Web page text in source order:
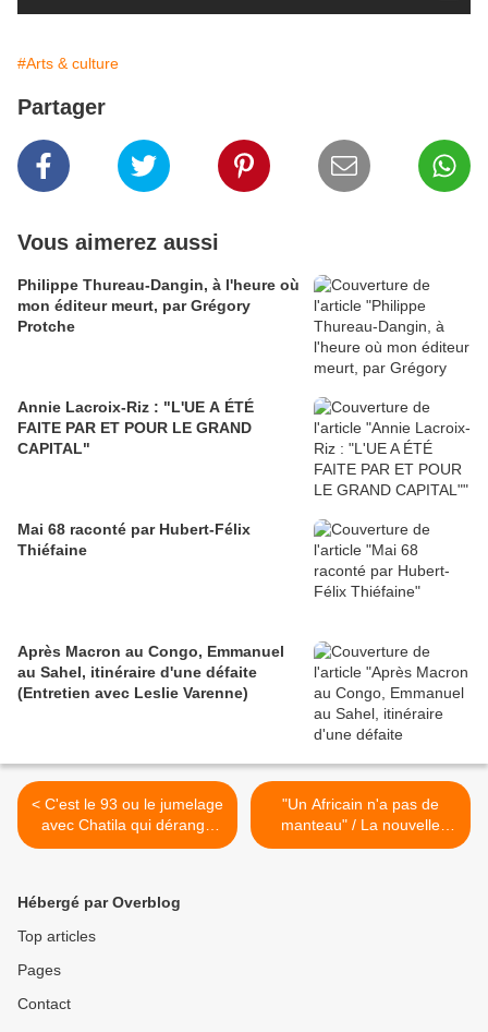
#Arts & culture
Partager
Vous aimerez aussi
Philippe Thureau-Dangin, à l'heure où
mon éditeur meurt, par Grégory
Protche
Annie Lacroix-Riz : "L'UE A ÉTÉ
FAITE PAR ET POUR LE GRAND
CAPITAL"
Mai 68 raconté par Hubert-Félix
Thiéfaine
Après Macron au Congo, Emmanuel
au Sahel, itinéraire d'une défaite
(Entretien avec Leslie Varenne)
< C'est le 93 ou le jumelage
avec Chatila qui dérange
Libé à Bagnolet ?
"Un Africain n'a pas de
manteau" / La nouvelle
petite blague d'Hollande >
Hébergé par Overblog
Top articles
Pages
Contact